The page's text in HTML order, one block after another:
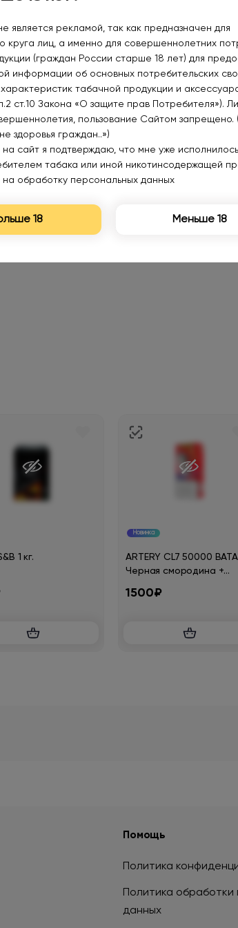
в наличии
MALAYSIAN
Ледяная арбузная
1 кг.
Новинка
ARTERY CL7 50000
Черная смородина +
1500₽
Помощь
Политика
Политика обработки
данных
является рекламой, так как предназначен для
круга лиц, а именно для совершеннолетних
(граждан России старше 18 лет) для
информации об основных потребительских
табачной продукции и
ст.10 Закона «О защите прав Потребителя»).
пользование Сайтом запрещено.
здоровья граждан..»)
на сайт я подтверждаю, что мне уже исполнилось
табака или иной никотинсодержащей
обработку персональных данных
18 Меньше 18